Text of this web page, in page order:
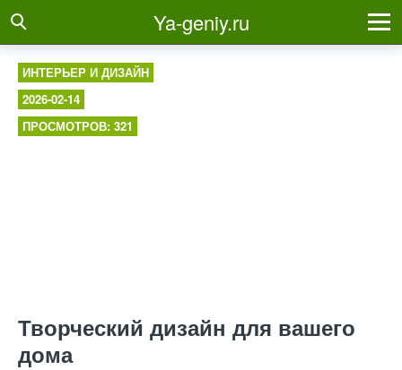
Ya-geniy.ru
ИНТЕРЬЕР И ДИЗАЙН
2026-02-14
ПРОСМОТРОВ: 321
Творческий дизайн для вашего
дома